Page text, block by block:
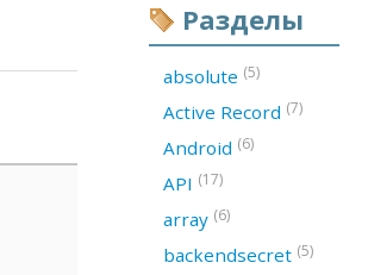
Разделы
absolute (5)
Active Record (7)
Android (6)
API (17)
array (6)
backendsecret (5)